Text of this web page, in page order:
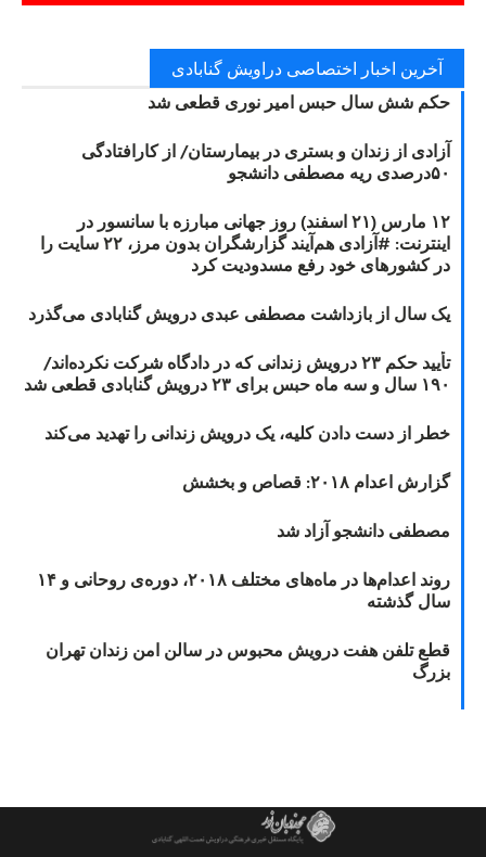
آخرین اخبار اختصاصی دراویش گنابادی
حکم شش سال حبس امیر نوری قطعی شد
آزادی از زندان و بستری در بیمارستان/ از کارافتادگی
۵۰درصدی ریه مصطفی دانشجو
۱۲ مارس (۲۱ اسفند) روز جهانی مبارزه با سانسور در
اینترنت: #آزادی هم‌آیند گزارشگران‌ بدون مرز، ۲۲ سایت را
در کشورهای خود رفع مسدودیت کرد
یک سال از بازداشت مصطفی عبدی درویش گنابادی می‌گذرد
تأیید حکم ۲۳ درویش زندانی که در دادگاه شرکت نکرده‌اند/
۱۹۰ سال و سه ماه حبس برای ۲۳ درویش گنابادی قطعی شد
خطر از دست دادن کلیه، یک درویش زندانی را تهدید می‌کند
گزارش اعدام ۲۰۱۸: قصاص و بخشش
مصطفی دانشجو آزاد شد
روند اعدام‌ها در ماه‌های مختلف ۲۰۱۸، دوره‌ی روحانی و ۱۴
سال گذشته
قطع تلفن هفت درویش محبوس در سالن امن زندان تهران
بزرگ